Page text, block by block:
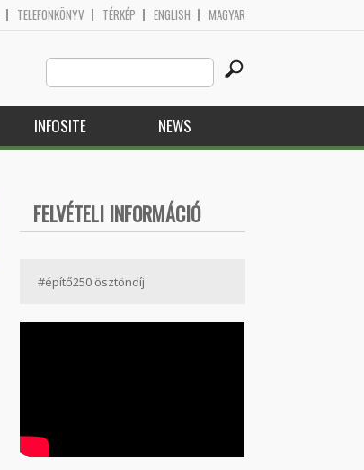
TELEFONKÖNYV TÉRKÉP ENGLISH MAGYAR
Search
this
site
INFOSITE NEWS
FELVÉTELI INFORMÁCIÓ
#építő250 ösztöndíj